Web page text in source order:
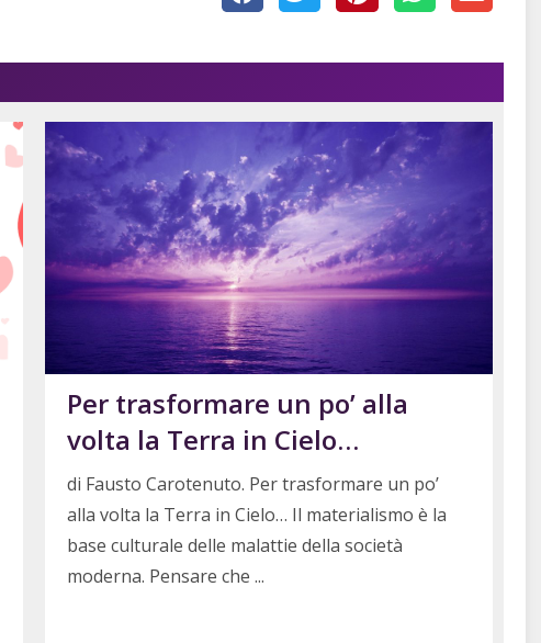
Per trasformare un po’ alla
volta la Terra in Cielo…
di Fausto Carotenuto. Per trasformare un po’
alla volta la Terra in Cielo… Il materialismo è la
base culturale delle malattie della società
moderna. Pensare che